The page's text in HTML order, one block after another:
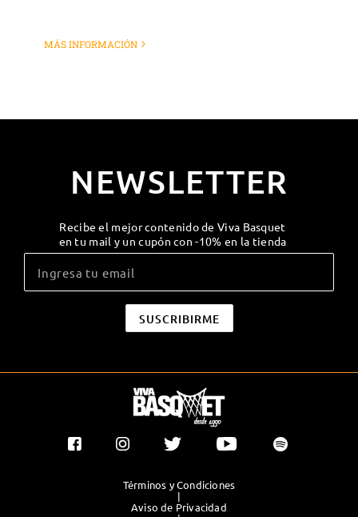
MÁS INFORMACIÓN
NEWSLETTER
Recibe el mejor contenido de Viva Basquet
en tu mail y un cupón con -10% en la tienda
Términos y Condiciones
|
Aviso de Privacidad